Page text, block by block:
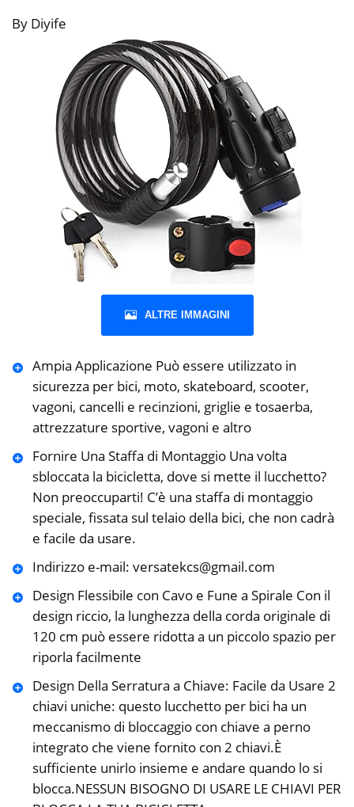
By Diyife
ALTRE IMMAGINI
Ampia Applicazione Può essere utilizzato in
sicurezza per bici, moto, skateboard, scooter,
vagoni, cancelli e recinzioni, griglie e tosaerba,
attrezzature sportive, vagoni e altro
Fornire Una Staffa di Montaggio Una volta
sbloccata la bicicletta, dove si mette il lucchetto?
Non preoccuparti! C’è una staffa di montaggio
speciale, fissata sul telaio della bici, che non cadrà
e facile da usare.
Indirizzo e-mail: versatekcs@gmail.com
Design Flessibile con Cavo e Fune a Spirale Con il
design riccio, la lunghezza della corda originale di
120 cm può essere ridotta a un piccolo spazio per
riporla facilmente
Design Della Serratura a Chiave: Facile da Usare 2
chiavi uniche: questo lucchetto per bici ha un
meccanismo di bloccaggio con chiave a perno
integrato che viene fornito con 2 chiavi.È
sufficiente unirlo insieme e andare quando lo si
blocca.NESSUN BISOGNO DI USARE LE CHIAVI PER